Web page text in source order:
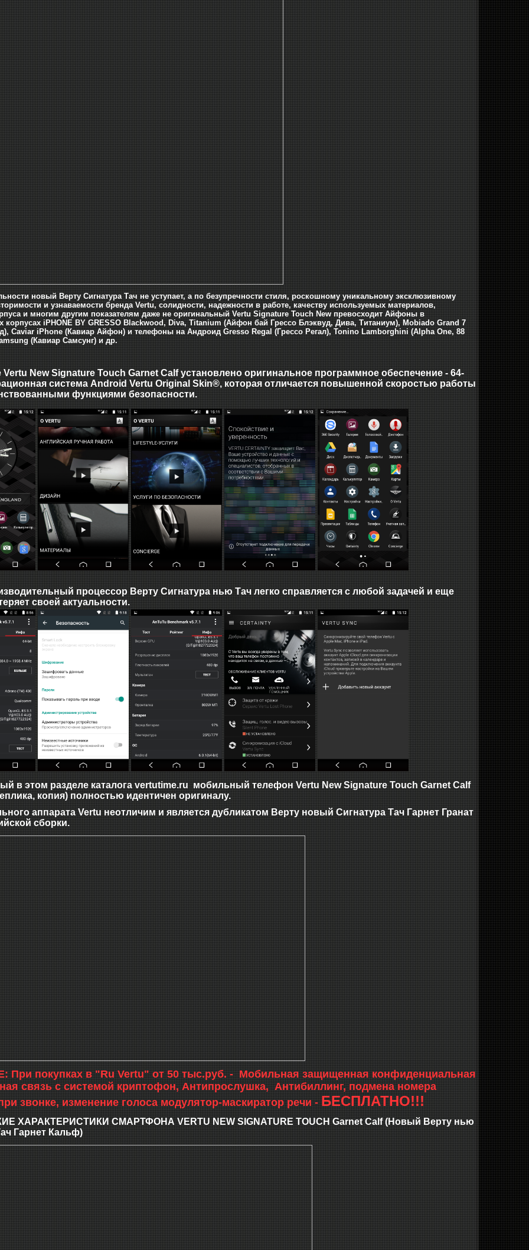
новый Верту Сигнатура Тач не уступает, а по безупречности стиля, роскошному уникальному эксклюзивному
и узнаваемости бренда Vertu, солидности, надежности в работе, качеству используемых материалов,
и многим другим показателям даже не оригинальный Vertu Signature Touch New превосходит Айфоны в
корпусах iPHONE BY GRESSO Blackwood, Diva, Titanium (Айфон бай Грессо Блэквуд, Дива, Титаниум), Mobiado Grand 7
Caviar iPhone (Кавиар Айфон) и телефоны на Андроид Gresso Regal (Грессо Регал), Tonino Lamborghini (Alpha One, 88
(Кавиар Самсунг) и др.
Vertu New Signature Touch Garnet Calfустановлено оригинальное программное обеспечение - 64-
система Android Vertu Original Skin®, которая отличается повышенной скоростью работы
функциями безопасности.
процессор Верту Сигнатура нью Тач легко справляется с любой задачей и еще
своей актуальности.
в этом разделе каталога vertutime.ru мобильный телефон Vertu New Signature Touch Garnet Calf
копия) полностью идентичен оригиналу.
аппарата Vertu неотличим и является дубликатом Верту новый Сигнатура Тач Гарнет Гранат
сборки.
покупках в "Ru Vertu" от 50 тыс.руб. - Мобильная защищенная конфиденциальная
связь с системой криптофон, Антипрослушка, Антибиллинг, подмена номера
звонке, изменение голоса модулятор-маскиратор речи - БЕСПЛАТНО!!!
ХАРАКТЕРИСТИКИ СМАРТФОНА VERTU NEW SIGNATURE TOUCH Garnet Calf (Новый Верту нью
Гарнет Кальф)